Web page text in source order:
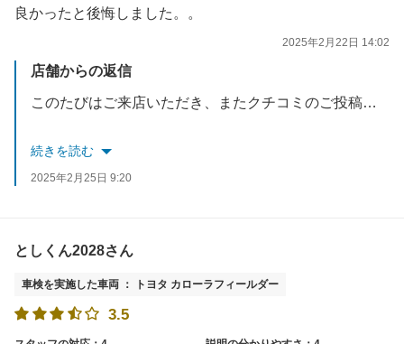
良かったと後悔しました。。
2025年2月22日 14:02
店舗からの返信
このたびはご来店いただき、またクチコミのご投稿ありがとうございます。
先日、お話をさせていただき、今回のご投稿内容が誤解によるものであったことをご確認いただけたとのこと、大変ありがたく思っております。
今後もご来店いただくお客様に安心してご利用いただけるよう、丁寧な対応を心掛けてまいります。
続きを読む
2025年2月25日 9:20
としくん2028さん
車検を実施した車両 ： トヨタ カローラフィールダー
3.5